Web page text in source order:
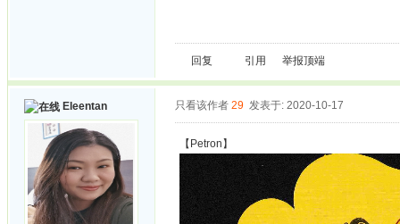
回复 引用 举报顶端
Eleentan 只看该作者 29 发表于: 2020-10-17
【Petron】